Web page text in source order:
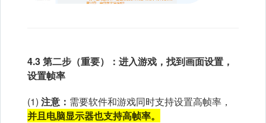
4.3 第二步（重要）：进入游戏，找到画面设置，
设置帧率
(1) 注意： 需要软件和游戏同时支持设置高帧率，
并且电脑显示器也支持高帧率。